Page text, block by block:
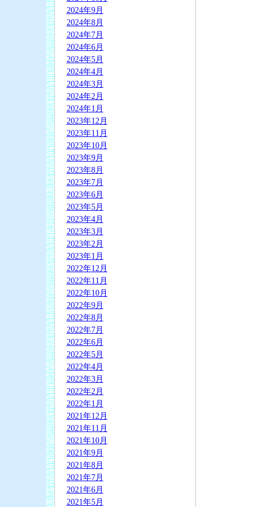
2024年9月
2024年8月
2024年7月
2024年6月
2024年5月
2024年4月
2024年3月
2024年2月
2024年1月
2023年12月
2023年11月
2023年10月
2023年9月
2023年8月
2023年7月
2023年6月
2023年5月
2023年4月
2023年3月
2023年2月
2023年1月
2022年12月
2022年11月
2022年10月
2022年9月
2022年8月
2022年7月
2022年6月
2022年5月
2022年4月
2022年3月
2022年2月
2022年1月
2021年12月
2021年11月
2021年10月
2021年9月
2021年8月
2021年7月
2021年6月
2021年5月